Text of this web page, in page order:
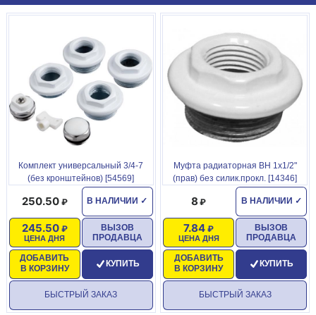
Комплект универсальный 3/4-7
(без кронштейнов) [54569]
В НАЛИЧИИ ✓
250.50
ЦЕНА ДНЯ
245.50
ДОБАВИТЬ
В КОРЗИНУ
ВЫЗОВ
ПРОДАВЦА
КУПИТЬ
БЫСТРЫЙ ЗАКАЗ
Муфта радиаторная ВН 1x1/2"
(прав) без силик.прокл. [14346]
В НАЛИЧИИ ✓
8
ЦЕНА ДНЯ
7.84
ДОБАВИТЬ
В КОРЗИНУ
ВЫЗОВ
ПРОДАВЦА
КУПИТЬ
БЫСТРЫЙ ЗАКАЗ